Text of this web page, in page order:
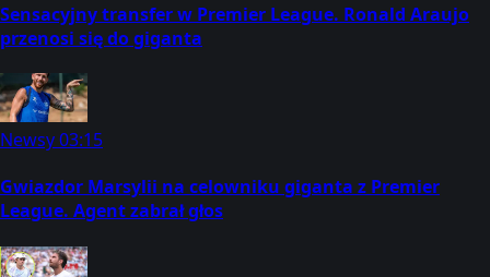
Sensacyjny transfer w Premier League. Ronald Araujo
przenosi się do giganta
Newsy03:15
Gwiazdor Marsylii na celowniku giganta z Premier
League. Agent zabrał głos